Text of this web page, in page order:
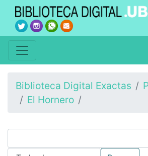
Biblioteca Digital Exactas
El Hornero